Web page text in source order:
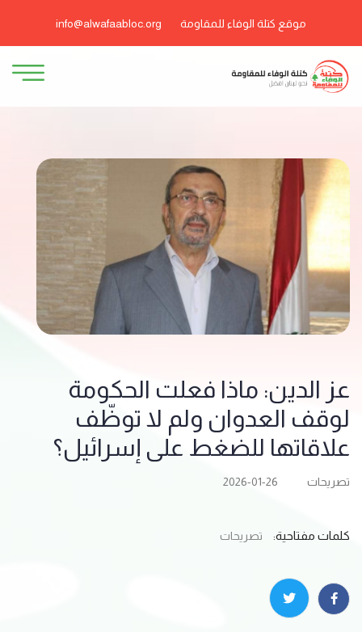
موقع كتلة الوفاء للمقاومة info@alwafaabloc.org
عز الدين: ماذا فعلت الحكومة
لوقف العدوان ولم لا توظّف
علاقاتها للضغط على ‌‏إسرائيل؟
تصريحات 2026-01-26
كلمات مفتاحية: تصريحات